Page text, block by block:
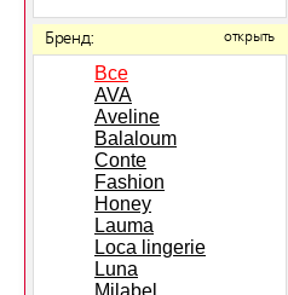
Бренд: открыть
Все
AVA
Aveline
Balaloum
Conte
Fashion
Honey
Lauma
Loca lingerie
Luna
Milabel